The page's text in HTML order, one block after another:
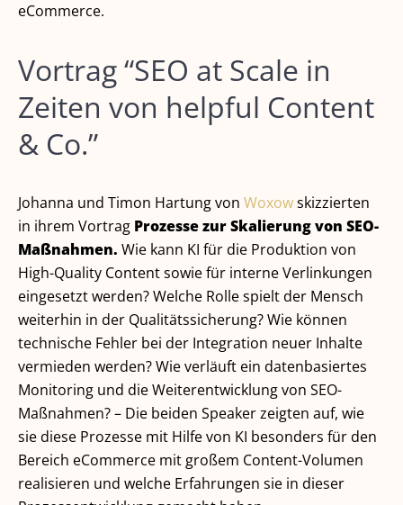
eCommerce.
Vortrag “SEO at Scale in
Zeiten von helpful Content
& Co.”
Johanna und Timon Hartung von Woxowskizzierten
in ihrem Vortrag Prozesse zur Skalierung von SEO-
Maßnahmen. Wie kann KI für die Produktion von
High-Quality Content sowie für interne Verlinkungen
eingesetzt werden? Welche Rolle spielt der Mensch
weiterhin in der Qualitätssicherung? Wie können
technische Fehler bei der Integration neuer Inhalte
vermieden werden? Wie verläuft ein datenbasiertes
Monitoring und die Weiterentwicklung von SEO-
Maßnahmen? – Die beiden Speaker zeigten auf, wie
sie diese Prozesse mit Hilfe von KI besonders für den
Bereich eCommerce mit großem Content-Volumen
realisieren und welche Erfahrungen sie in dieser